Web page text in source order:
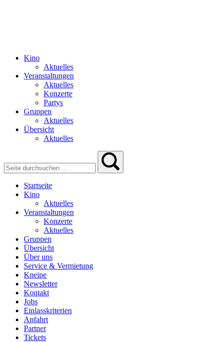
Kino
Aktuelles
Veranstaltungen
Aktuelles
Konzerte
Partys
Gruppen
Aktuelles
Übersicht
Aktuelles
Startseite
Kino
Aktuelles
Veranstaltungen
Konzerte
Aktuelles
Gruppen
Übersicht
Über uns
Service & Vermietung
Kneipe
Newsletter
Kontakt
Jobs
Einlasskriterien
Anfahrt
Partner
Tickets